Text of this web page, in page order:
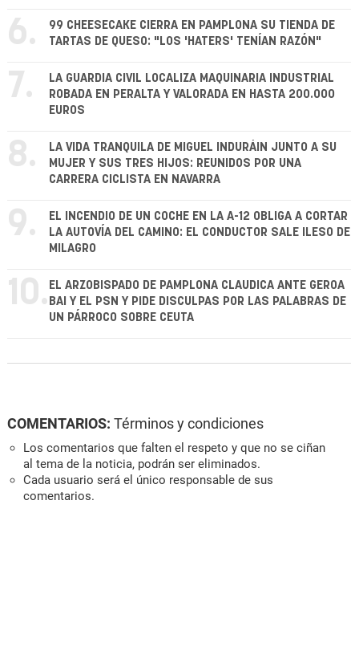
6.
99 CHEESECAKE CIERRA EN PAMPLONA SU TIENDA DE
TARTAS DE QUESO: "LOS 'HATERS' TENÍAN RAZÓN"
7.
LA GUARDIA CIVIL LOCALIZA MAQUINARIA INDUSTRIAL
ROBADA EN PERALTA Y VALORADA EN HASTA 200.000
EUROS
8.
LA VIDA TRANQUILA DE MIGUEL INDURÁIN JUNTO A SU
MUJER Y SUS TRES HIJOS: REUNIDOS POR UNA
CARRERA CICLISTA EN NAVARRA
9.
EL INCENDIO DE UN COCHE EN LA A-12 OBLIGA A CORTAR
LA AUTOVÍA DEL CAMINO: EL CONDUCTOR SALE ILESO DE
MILAGRO
10. EL ARZOBISPADO DE PAMPLONA CLAUDICA ANTE GEROA
BAI Y EL PSN Y PIDE DISCULPAS POR LAS PALABRAS DE
UN PÁRROCO SOBRE CEUTA
COMENTARIOS: Términos y condiciones
Los comentarios que falten el respeto y que no se ciñan
al tema de la noticia, podrán ser eliminados.
Cada usuario será el único responsable de sus
comentarios.